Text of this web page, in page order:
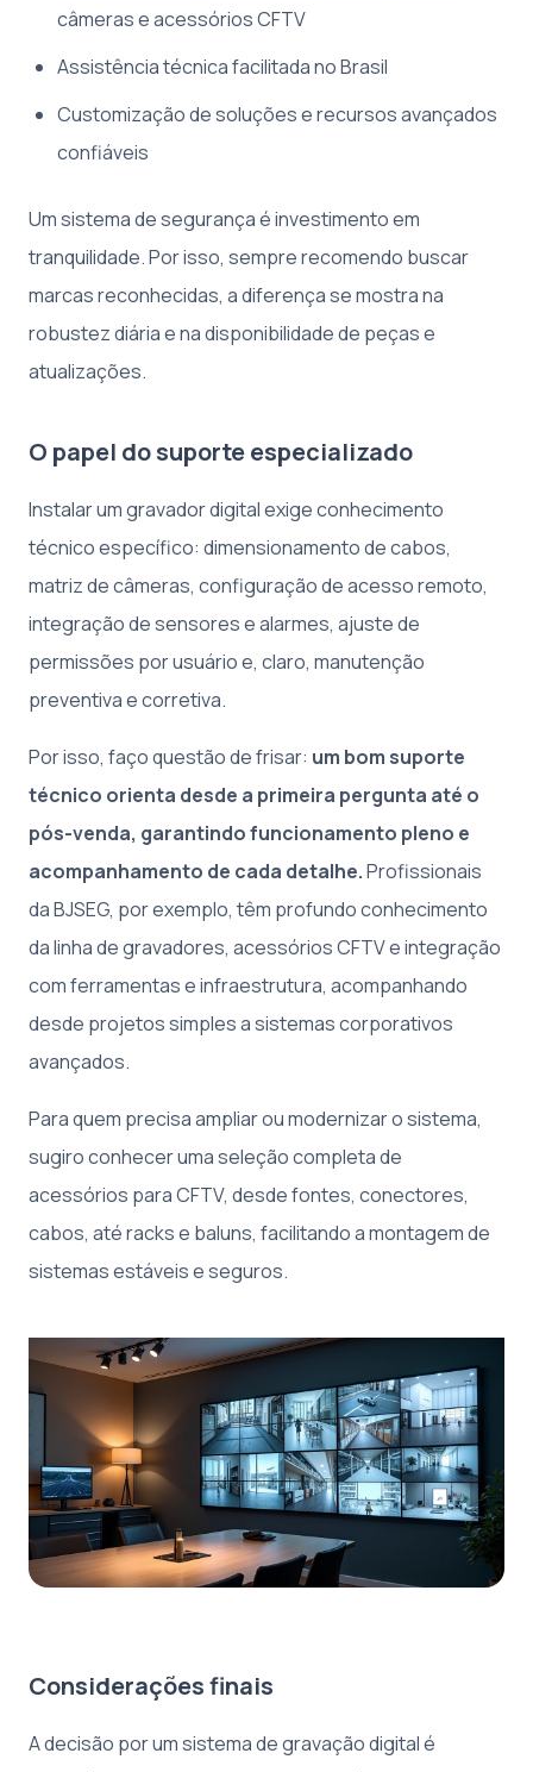
câmeras e acessórios CFTV
Assistência técnica facilitada no Brasil
Customização de soluções e recursos avançados
confiáveis
Um sistema de segurança é investimento em
tranquilidade. Por isso, sempre recomendo buscar
marcas reconhecidas, a diferença se mostra na
robustez diária e na disponibilidade de peças e
atualizações.
O papel do suporte especializado
Instalar um gravador digital exige conhecimento
técnico específico: dimensionamento de cabos,
matriz de câmeras, configuração de acesso remoto,
integração de sensores e alarmes, ajuste de
permissões por usuário e, claro, manutenção
preventiva e corretiva.
Por isso, faço questão de frisar: um bom suporte
técnico orienta desde a primeira pergunta até o
pós-venda, garantindo funcionamento pleno e
acompanhamento de cada detalhe.Profissionais
da BJSEG, por exemplo, têm profundo conhecimento
da linha de gravadores, acessórios CFTV e integração
com ferramentas e infraestrutura, acompanhando
desde projetos simples a sistemas corporativos
avançados.
Para quem precisa ampliar ou modernizar o sistema,
sugiro conhecer uma seleção completa de
acessórios para CFTV, desde fontes, conectores,
cabos, até racks e baluns, facilitando a montagem de
sistemas estáveis e seguros.
Considerações finais
A decisão por um sistema de gravação digital é